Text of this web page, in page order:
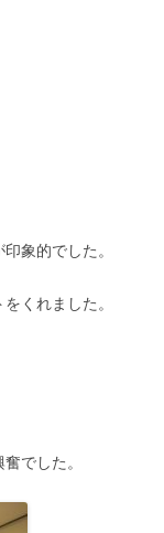
象的でした。
くれました。
でした。